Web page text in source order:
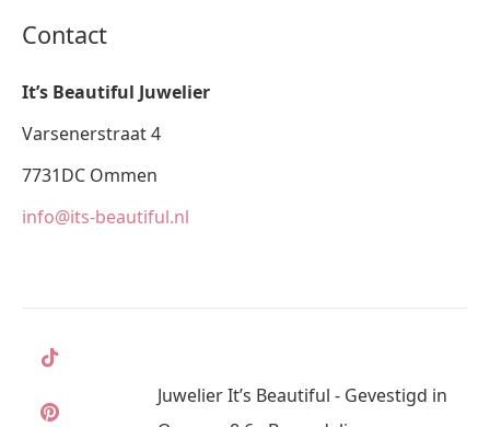
Contact
It’s Beautiful Juwelier
Varsenerstraat 4
7731DC Ommen
info@its-beautiful.nl
Juwelier It’s Beautiful - Gevestigd in